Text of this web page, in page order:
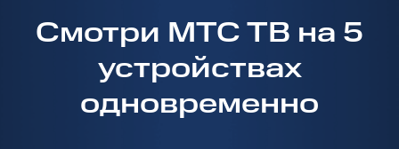
Смотри МТС ТВ на 5
устройствах
одновременно